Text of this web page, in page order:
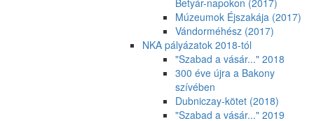
Betyár-napokon (2017)
Múzeumok Éjszakája (2017)
Vándorméhész (2017)
NKA pályázatok 2018-tól
"Szabad a vásár..." 2018
300 éve újra a Bakony
szívében
Dubniczay-kötet (2018)
"Szabad a vásár..." 2019